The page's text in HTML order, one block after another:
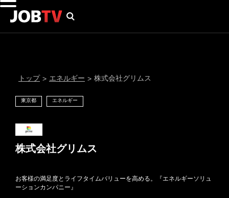
トップ > エネルギー > 株式会社グリムス
東京都 エネルギー
株式会社グリムス
お客様の満足度とライフタイムバリューを高める。『エネルギーソリュ
ーションカンパニー』